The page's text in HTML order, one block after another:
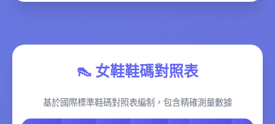
👠 女鞋鞋碼對照表
基於國際標準鞋碼對照表編制，包含精確測量數據